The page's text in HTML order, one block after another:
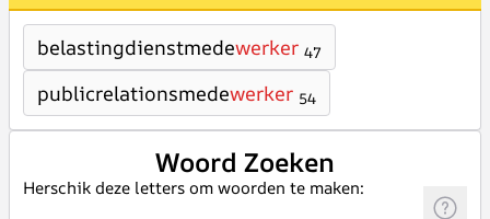
belastingdienstmedewerker 47
publicrelationsmedewerker 54
Woord Zoeken
Herschik deze letters om woorden te maken: